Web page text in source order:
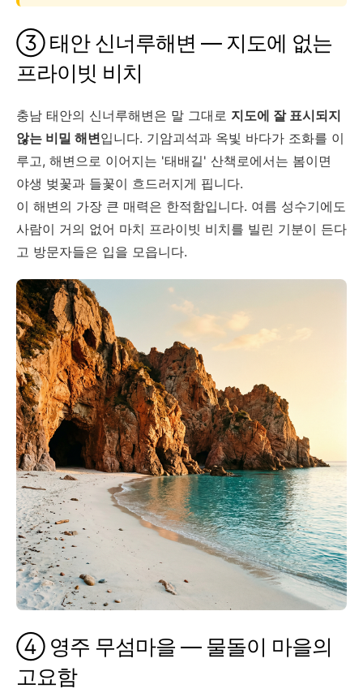
③ 태안 신너루해변 — 지도에 없는
프라이빗 비치
충남 태안의 신너루해변은 말 그대로 지도에 잘 표시되지
않는 비밀 해변입니다. 기암괴석과 옥빛 바다가 조화를 이
루고, 해변으로 이어지는 '태배길' 산책로에서는 봄이면
야생 벚꽃과 들꽃이 흐드러지게 핍니다.
이 해변의 가장 큰 매력은 한적함입니다. 여름 성수기에도
사람이 거의 없어 마치 프라이빗 비치를 빌린 기분이 든다
고 방문자들은 입을 모읍니다.
④ 영주 무섬마을 — 물돌이 마을의
고요함